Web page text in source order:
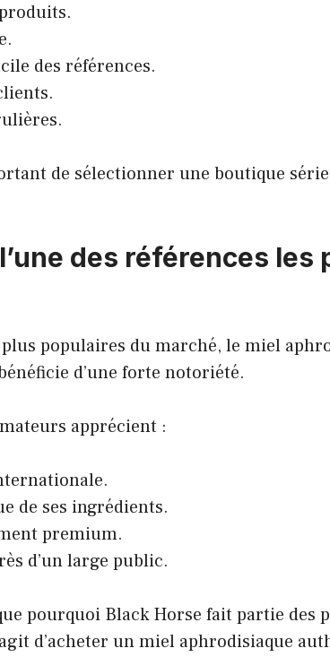
des références.
de sélectionner une boutique
des références les
populaires du marché, le miel
d’une forte notoriété.
apprécient :
de ses ingrédients.
premium.
d’un large public.
pourquoi Black Horse fait partie des
d’acheter un miel aphrodisiaque